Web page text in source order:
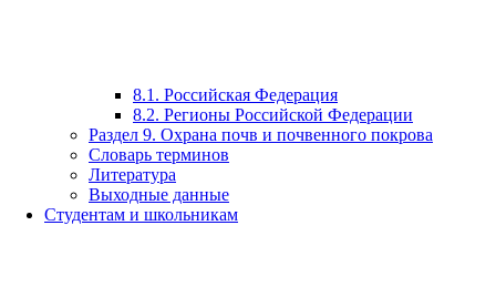
8.1. Российская Федерация
8.2. Регионы Российской Федерации
Раздел 9. Охрана почв и почвенного покрова
Словарь терминов
Литература
Выходные данные
Студентам и школьникам